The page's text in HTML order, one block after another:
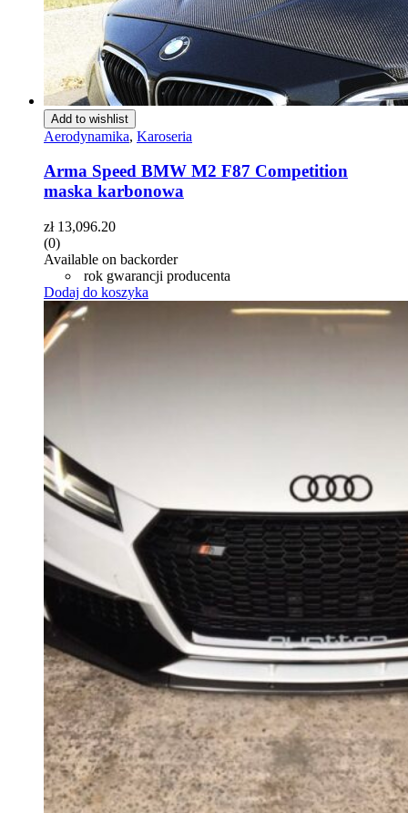
Add to wishlist
Aerodynamika, Karoseria
Arma Speed BMW M2 F87 Competition
maska karbonowa
zł13,096.20
(0)
Available on backorder
rok gwarancji producenta
Dodaj do koszyka